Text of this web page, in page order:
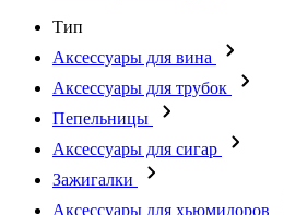
Тип
Аксессуары для вина
Аксессуары для трубок
Пепельницы
Аксессуары для сигар
Зажигалки
Аксессуары для хьюмидоров